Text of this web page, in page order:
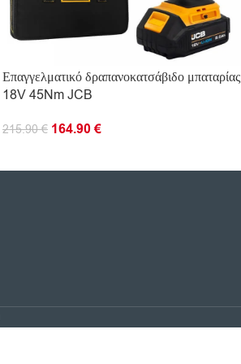
Επαγγελματικό δραπανοκατσάβιδο μπαταρίας
18V 45Nm JCB
215.90€ 164.90€